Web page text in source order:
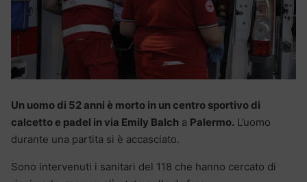
Un uomo di 52 anni è morto in un centro sportivo di
calcetto e padel in via Emily Balch a Palermo. L’uomo
durante una partita si è accasciato.
Sono intervenuti i sanitari del 118 che hanno cercato di